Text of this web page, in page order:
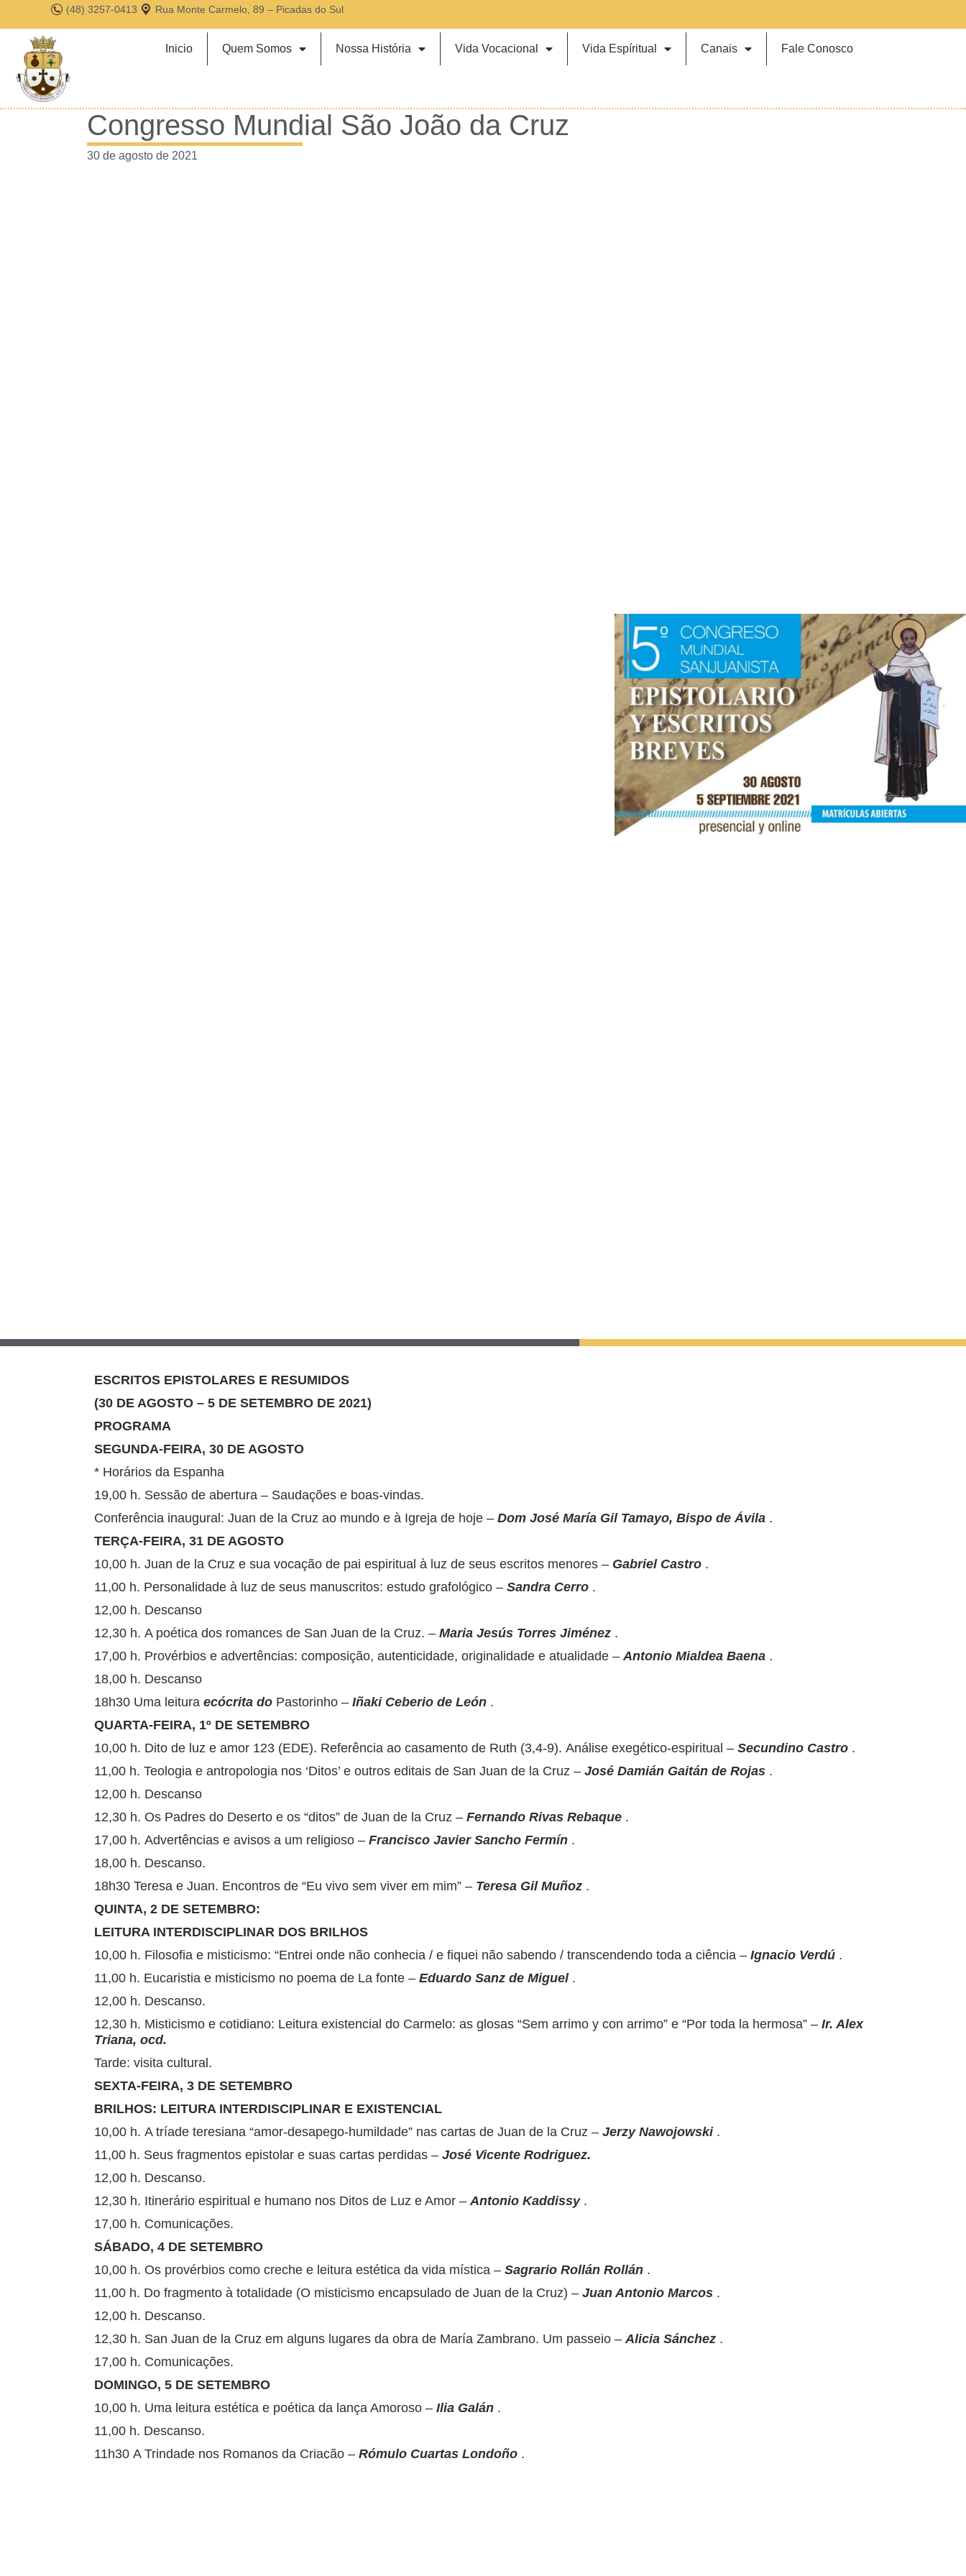
(48) 3257-0413 Rua Monte Carmelo, 89 – Picadas do Sul
Inicio Quem Somos Nossa História Vida Vocacional Vida Espíritual Canais Fale Conosco
Congresso Mundial São João da Cruz
30 de agosto de 2021
ESCRITOS EPISTOLARES E RESUMIDOS
(30 DE AGOSTO – 5 DE SETEMBRO DE 2021)
PROGRAMA
SEGUNDA-FEIRA, 30 DE AGOSTO
* Horários da Espanha
19,00 h. Sessão de abertura – Saudações e boas-vindas.
Conferência inaugural: Juan de la Cruz ao mundo e à Igreja de hoje – Dom José María Gil Tamayo, Bispo de Ávila.
TERÇA-FEIRA, 31 DE AGOSTO
10,00 h. Juan de la Cruz e sua vocação de pai espiritual à luz de seus escritos menores – Gabriel Castro.
11,00 h. Personalidade à luz de seus manuscritos: estudo grafológico – Sandra Cerro.
12,00 h. Descanso
12,30 h. A poética dos romances de San Juan de la Cruz. – Maria Jesús Torres Jiménez.
17,00 h. Provérbios e advertências: composição, autenticidade, originalidade e atualidade –Antonio Mialdea Baena.
18,00 h. Descanso
18h30 Uma leitura ecócrita doPastorinho – Iñaki Ceberio de León.
QUARTA-FEIRA, 1º DE SETEMBRO
10,00 h. Dito de luz e amor 123 (EDE). Referência ao casamento de Ruth (3,4-9). Análise exegético-espiritual – Secundino Castro.
11,00 h. Teologia e antropologia nos ‘Ditos’ e outros editais de San Juan de la Cruz – José Damián Gaitán de Rojas.
12,00 h. Descanso
12,30 h. Os Padres do Deserto e os “ditos” de Juan de la Cruz – Fernando Rivas Rebaque.
17,00 h. Advertências e avisos a um religioso – Francisco Javier Sancho Fermín.
18,00 h. Descanso.
18h30 Teresa e Juan. Encontros de “Eu vivo sem viver em mim” – Teresa Gil Muñoz.
QUINTA, 2 DE SETEMBRO:
LEITURA INTERDISCIPLINAR DOS BRILHOS
10,00 h. Filosofia e misticismo: “Entrei onde não conhecia / e fiquei não sabendo / transcendendo toda a ciência – Ignacio Verdú.
11,00 h. Eucaristia e misticismo no poema de La fonte – Eduardo Sanz de Miguel.
12,00 h. Descanso.
12,30 h. Misticismo e cotidiano: Leitura existencial do Carmelo: as glosas “Sem arrimo y con arrimo” e “Por toda la hermosa” – Ir. Alex
Triana, ocd.
Tarde: visita cultural.
SEXTA-FEIRA, 3 DE SETEMBRO
BRILHOS: LEITURA INTERDISCIPLINAR E EXISTENCIAL
10,00 h. A tríade teresiana “amor-desapego-humildade” nas cartas de Juan de la Cruz – Jerzy Nawojowski.
11,00 h. Seus fragmentos epistolar e suas cartas perdidas – José Vicente Rodriguez.
12,00 h. Descanso.
12,30 h. Itinerário espiritual e humano nos Ditos de Luz e Amor –Antonio Kaddissy.
17,00 h. Comunicações.
SÁBADO, 4 DE SETEMBRO
10,00 h. Os provérbios como creche e leitura estética da vida mística – Sagrario Rollán Rollán.
11,00 h. Do fragmento à totalidade (O misticismo encapsulado de Juan de la Cruz) – Juan Antonio Marcos.
12,00 h. Descanso.
12,30 h. San Juan de la Cruz em alguns lugares da obra de María Zambrano. Um passeio –Alicia Sánchez.
17,00 h. Comunicações.
DOMINGO, 5 DE SETEMBRO
10,00 h. Uma leitura estética e poética da lança Amoroso – Ilia Galán.
11,00 h. Descanso.
11h30 A Trindade nos Romanos da Criação – Rómulo Cuartas Londoño.